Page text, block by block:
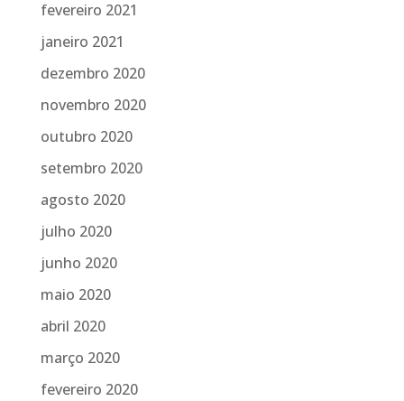
fevereiro 2021
janeiro 2021
dezembro 2020
novembro 2020
outubro 2020
setembro 2020
agosto 2020
julho 2020
junho 2020
maio 2020
abril 2020
março 2020
fevereiro 2020